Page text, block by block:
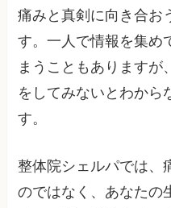
痛みと真剣に向き合お
す。一人で情報を集め
まうこともありますが
をしてみないとわから
す。
整体院シェルパでは、
のではなく、あなたの